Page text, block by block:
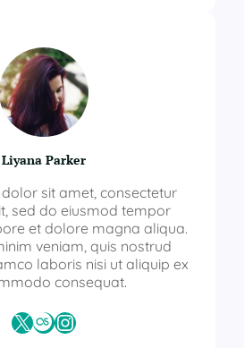
Liyana Parker
sit amet, consectetur
sed do eiusmod tempor
et dolore magna aliqua.
veniam, quis nostrud
laboris nisi ut aliquip ex
consequat.
X Last.fmInstagram